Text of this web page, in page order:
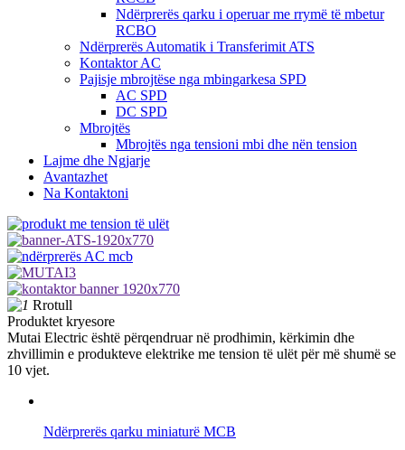
Ndërprerës qarku i operuar me rrymë të mbetur
RCBO
Ndërprerës Automatik i Transferimit ATS
Kontaktor AC
Pajisje mbrojtëse nga mbingarkesa SPD
AC SPD
DC SPD
Mbrojtës
Mbrojtës nga tensioni mbi dhe nën tension
Lajme dhe Ngjarje
Avantazhet
Na Kontaktoni
Rrotull
Produktet kryesore
Mutai Electric është përqendruar në prodhimin, kërkimin dhe
zhvillimin e produkteve elektrike me tension të ulët për më shumë se
10 vjet.
Ndërprerës qarku miniaturë MCB